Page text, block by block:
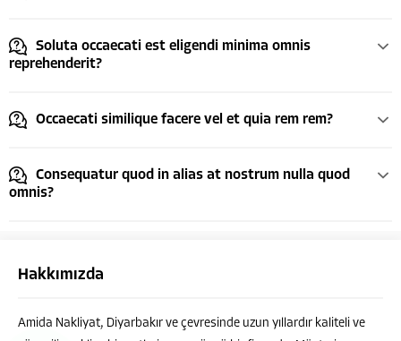
Soluta occaecati est eligendi minima omnis
reprehenderit?
Occaecati similique facere vel et quia rem rem?
Consequatur quod in alias at nostrum nulla quod
omnis?
Hakkımızda
Amida Nakliyat, Diyarbakır ve çevresinde uzun yıllardır kaliteli ve